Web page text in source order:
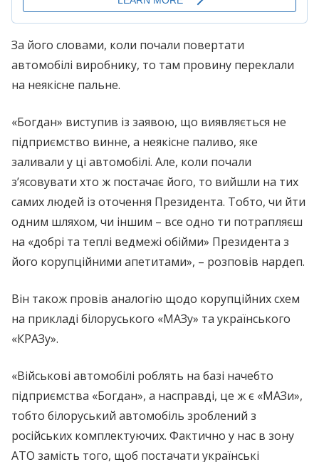
За його словами, коли почали повертати
автомобілі виробнику, то там провину переклали
на неякісне пальне.
«Богдан» виступив із заявою, що виявляється не
підприємство винне, а неякісне паливо, яке
заливали у ці автомобілі. Але, коли почали
з’ясовувати хто ж постачає його, то вийшли на тих
самих людей із оточення Президента. Тобто, чи йти
одним шляхом, чи іншим – все одно ти потрапляєш
на «добрі та теплі ведмежі обійми» Президента з
його корупційними апетитами», – розповів нардеп.
Він також провів аналогію щодо корупційних схем
на прикладі білоруського «МАЗу» та українського
«КРАЗу».
«Військові автомобілі роблять на базі начебто
підприємства «Богдан», а насправді, це ж є «МАЗи»,
тобто білоруський автомобіль зроблений з
російських комплектуючих. Фактично у нас в зону
АТО замість того, щоб постачати українські